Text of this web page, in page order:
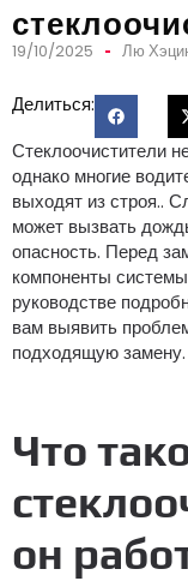
19/10/2025 Лю
Делиться:
Стеклоочистители
однако многие
выходят из строя..
может вызвать
опасность. Перед
компоненты
руководстве
вам выявить
подходящую замену.
Что
он